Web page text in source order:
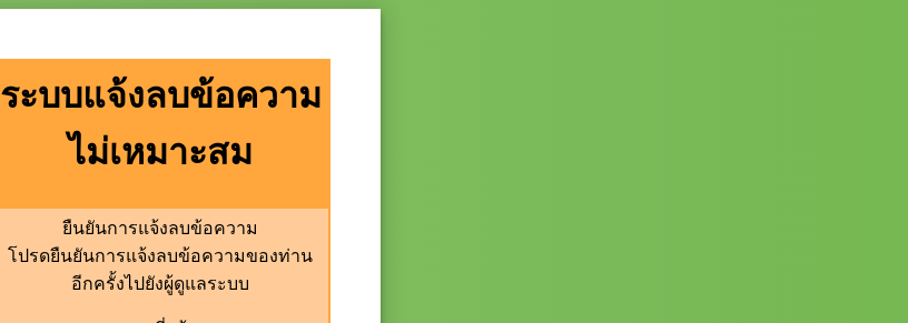
ระบบแจ้งลบข้อความ
ไม่เหมาะสม
ยืนยันการแจ้งลบข้อความ
โปรดยืนยันการแจ้งลบข้อความของท่าน
อีกครั้งไปยังผู้ดูแลระบบ